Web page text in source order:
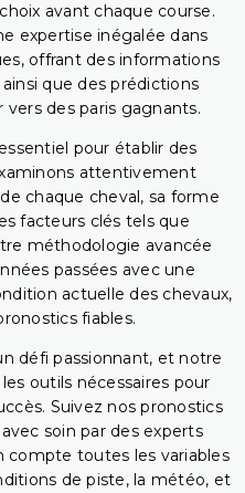
avant chaque course.
expertise inégalée dans
offrant des informations
que des prédictions
des paris gagnants.
pour établir des
attentivement
chaque cheval, sa forme
facteurs clés tels que
méthodologie avancée
passées avec une
actuelle des chevaux,
fiables.
défi passionnant, et notre
outils nécessaires pour
Suivez nos pronostics
soin par des experts
compte toutes les variables
de piste, la météo, et